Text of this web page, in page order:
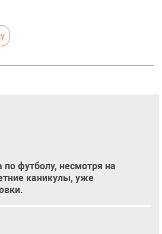
футболу, несмотря на
каникулы, уже